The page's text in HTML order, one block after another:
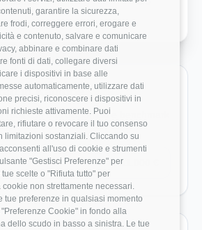
garantire la sicurezza,
frodi, correggere errori, erogare e
e contenuto, salvare e comunicare
abbinare e combinare dati
fonti di dati, collegare diversi
i dispositivi in base alle
automaticamente, utilizzare dati
precisi, riconoscere i dispositivi in
richieste attivamente. Puoi
rifiutare o revocare il tuo consenso
limitazioni sostanziali. Cliccando su
all'uso di cookie e strumenti
"Gestisci Preferenze" per
scelte o "Rifiuta tutto" per
non strettamente necessari.
tue preferenze in qualsiasi momento
Cookie" in fondo alla
dello scudo in basso a sinistra. Le tue
in Kalliope
ruoli con dati disponibili e benchmark
31.000 €